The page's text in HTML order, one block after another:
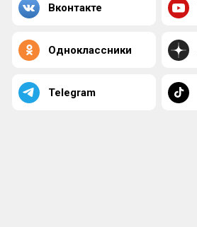
Вконтакте
Одноклассники
Telegram